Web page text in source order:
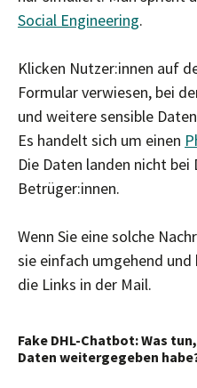
Social Engineering.
Klicken Nutzer:innen auf
Formular verwiesen, bei
und weitere sensible
Es handelt sich um einen
Die Daten landen nicht bei
Betrüger:innen.
Wenn Sie eine solche
sie einfach umgehend
die Links in der Mail.
Fake DHL-Chatbot: Was
Daten weitergegeben